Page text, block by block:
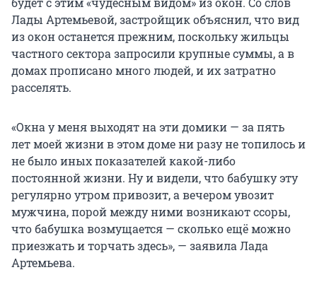
Лады Артемьевой, застройщик объяснил, что вид
из окон останется прежним, поскольку жильцы
частного сектора запросили крупные суммы, а в
домах прописано много людей, и их затратно
расселять.
«Окна у меня выходят на эти домики — за пять
лет моей жизни в этом доме ни разу не топилось и
не было иных показателей какой-либо
постоянной жизни. Ну и видели, что бабушку эту
регулярно утром привозит, а вечером увозит
мужчина, порой между ними возникают ссоры,
что бабушка возмущается — сколько ещё можно
приезжать и торчать здесь», — заявила Лада
Артемьева.